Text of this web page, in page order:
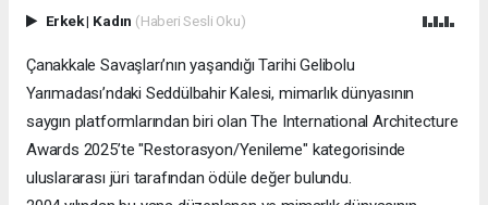
Erkek| Kadın (Haberi Sesli Oku)
Çanakkale Savaşları’nın yaşandığı Tarihi Gelibolu
Yarımadası’ndaki Seddülbahir Kalesi, mimarlık dünyasının
saygın platformlarından biri olan The International Architecture
Awards 2025’te "Restorasyon/Yenileme" kategorisinde
uluslararası jüri tarafından ödüle değer bulundu.